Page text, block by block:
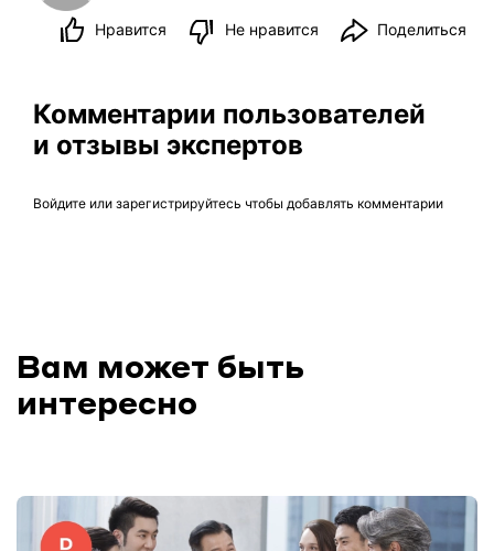
Нравится Не нравится Поделиться
Комментарии пользователей
и отзывы экспертов
Войдите или зарегистрируйтесь чтобы добавлять комментарии
Вам может быть
интересно